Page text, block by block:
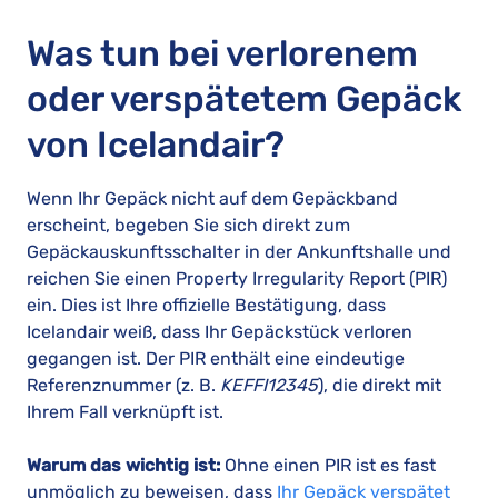
Was tun bei verlorenem
oder verspätetem Gepäck
von Icelandair?
Wenn Ihr Gepäck nicht auf dem Gepäckband
erscheint, begeben Sie sich direkt zum
Gepäckauskunftsschalter in der Ankunftshalle und
reichen Sie einen Property Irregularity Report (PIR)
ein. Dies ist Ihre offizielle Bestätigung, dass
Icelandair weiß, dass Ihr Gepäckstück verloren
gegangen ist. Der PIR enthält eine eindeutige
Referenznummer (z. B. KEFFI12345), die direkt mit
Ihrem Fall verknüpft ist.
Warum das wichtig ist: Ohne einen PIR ist es fast
unmöglich zu beweisen, dass Ihr Gepäck verspätet